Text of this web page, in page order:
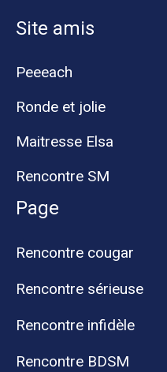
Site amis
Peeeach
Ronde et jolie
Maitresse Elsa
Rencontre SM
Page
Rencontre cougar
Rencontre sérieuse
Rencontre infidèle
Rencontre BDSM